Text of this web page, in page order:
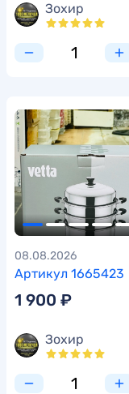
Зохир
Артикул 1665423
08.08.2026
1 900 ₽
Зохир